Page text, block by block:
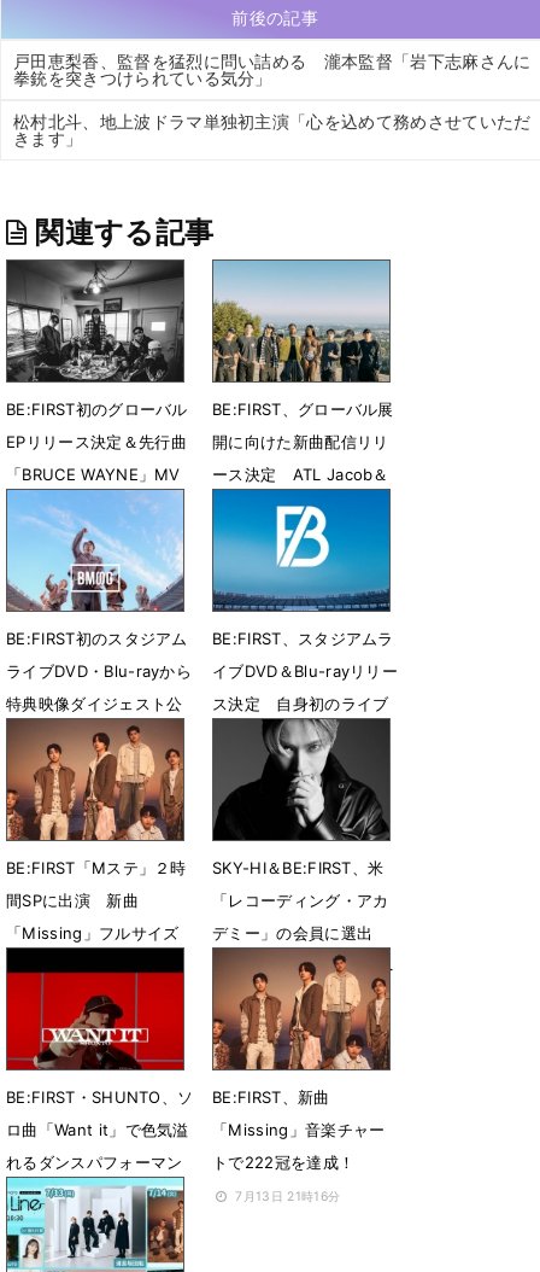
前後の記事
戸田恵梨香、監督を猛烈に問い詰める 瀧本監督「岩下志麻さんに
拳銃を突きつけられている気分」
松村北斗、地上波ドラマ単独初主演「心を込めて務めさせていただ
きます」
関連する記事
BE:FIRST初のグローバル
EPリリース決定＆先行曲
「BRUCE WAYNE」MV
7月31日 23時27分
BE:FIRST、グローバル展
開に向けた新曲配信リリ
ース決定 ATL Jacob＆
Flo Milliとコラボ
7月28日 08時00分
BE:FIRST初のスタジアム
ライブDVD・Blu-rayから
特典映像ダイジェスト公
7月26日 12時42分
BE:FIRST、スタジアムラ
イブDVD＆Blu-rayリリー
ス決定 自身初のライブ
音源CDも収録
7月21日 13時56分
BE:FIRST「Mステ」２時
間SPに出演 新曲
「Missing」フルサイズ
7月18日 11時08分
SKY-HI＆BE:FIRST、米
「レコーディング・アカ
デミー」の会員に選出
「第69回グラミー賞」へ
の投票および出席資格を
獲得
7月16日 10時04分
BE:FIRST・SHUNTO、ソ
ロ曲「Want it」で色気溢
れるダンスパフォーマン
スを披露
7月14日 21時08分
BE:FIRST、新曲
「Missing」音楽チャー
トで222冠を達成！
7月13日 21時16分